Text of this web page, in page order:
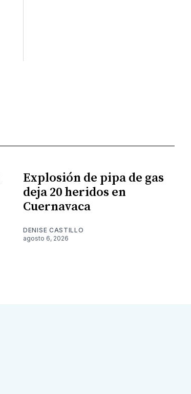
Explosión de pipa de gas
deja 20 heridos en
Cuernavaca
DENISE CASTILLO
agosto 6, 2026